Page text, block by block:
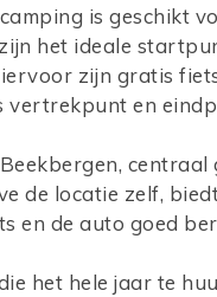
is geschikt
het ideale
zijn gratis
vertrekpunt en
centraal
de locatie zelf,
en de auto goed
het hele jaar te